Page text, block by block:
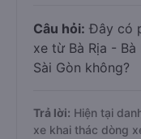
Câu hỏi: Đây có
xe từ Bà Rịa -
Sài Gòn không?
Trả lời: Hiện tại
xe khai thác dòng